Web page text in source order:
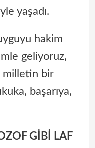
yaşadı.
hakim
geliyoruz,
milletin bir
başarıya,
GİBİ LAF